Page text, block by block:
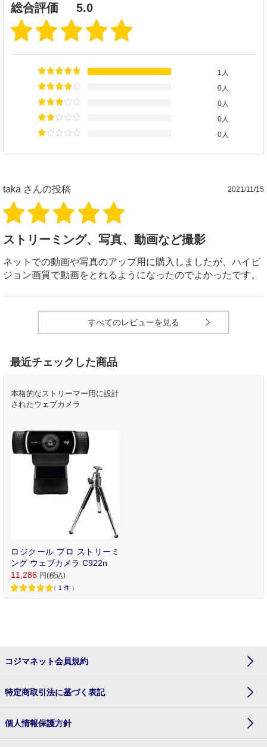
総合評価 5.0
1人
0人
0人
0人
0人
taka さんの投稿 2021/11/15
ストリーミング、写真、動画など撮影
ネットでの動画や写真のアップ用に購入しましたが、ハイビ
ジョン画質で動画をとれるようになったのでよかったです。
すべてのレビューを見る
最近チェックした商品
本格的なストリーマー用に設計
されたウェブカメラ
ロジクール プロ ストリーミ
ング ウェブカメラ C922n
11,286 円(税込)
（ 1 件 ）
コジマネット会員規約
特定商取引法に基づく表記
個人情報保護方針